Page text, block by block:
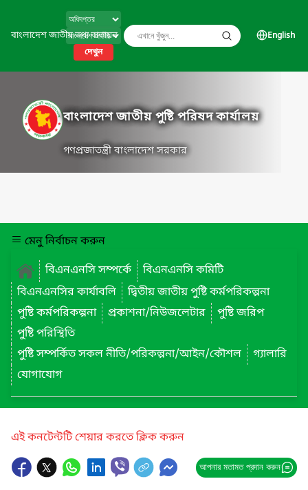
বাংলাদেশ জাতীয় তথ্য বাতায়ন
দেখুন
English
বাংলাদেশ জাতীয় পুষ্টি পরিষদ কার্যালয়
গণপ্রজাতন্ত্রী বাংলাদেশ সরকার
মেনু নির্বাচন করুন
বিএনএনসি সম্পর্কে
বিএনএনসি কমিটি
বিএনএনসির কার্যাবলি
দ্বিতীয় জাতীয় পুষ্টি কর্মপরিকল্পনা
পুষ্টি কর্মপরিকল্পনা
প্রকাশনা/নিউজলেটার
পুষ্টি জরিপ
পুষ্টি পরিস্থিতি
পুষ্টি সম্পর্কিত সকল নীতি/পরিকল্পনা/আইন/কৌশল
গ্যালারি
যোগাযোগ
এই কনটেন্টটি শেয়ার করতে ক্লিক করুন
আপনার মতামত প্রদান করুন